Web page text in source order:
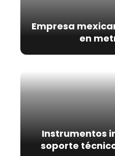
Empresa
en
Instrumentos
soporte